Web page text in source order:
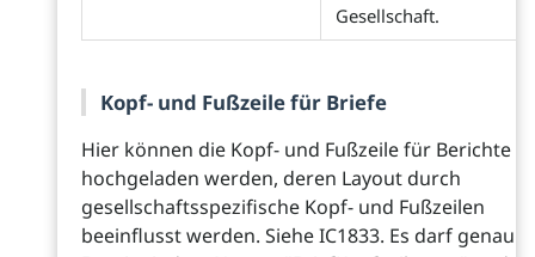
Gesellschaft.
Kopf- und Fußzeile für Briefe
Hier können die Kopf- und Fußzeile für Berichte
hochgeladen werden, deren Layout durch
gesellschaftsspezifische Kopf- und Fußzeilen
beeinflusst werden. Siehe IC1833. Es darf genau